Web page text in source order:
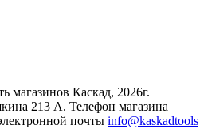
магазинов Каскад, 2026г.
213 А. Телефон магазина
почты